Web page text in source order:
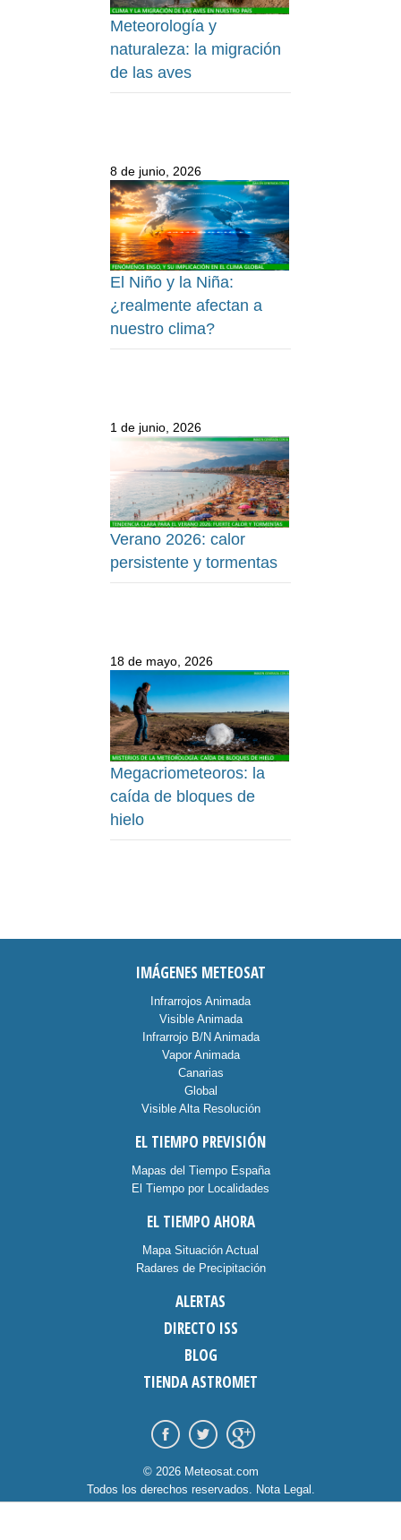
Meteorología y
naturaleza: la migración
de las aves
8 de junio, 2026
El Niño y la Niña:
¿realmente afectan a
nuestro clima?
1 de junio, 2026
Verano 2026: calor
persistente y tormentas
18 de mayo, 2026
Megacriometeoros: la
caída de bloques de
hielo
IMÁGENES METEOSAT
Infrarrojos Animada
Visible Animada
Infrarrojo B/N Animada
Vapor Animada
Canarias
Global
Visible Alta Resolución
EL TIEMPO PREVISIÓN
Mapas del Tiempo España
El Tiempo por Localidades
EL TIEMPO AHORA
Mapa Situación Actual
Radares de Precipitación
ALERTAS
DIRECTO ISS
BLOG
TIENDA ASTROMET
© 2026 Meteosat.com
Todos los derechos reservados. Nota Legal .